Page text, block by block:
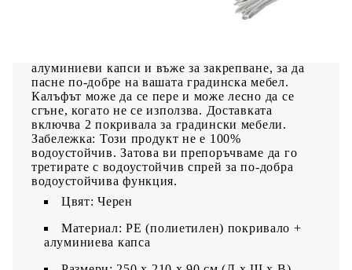
външни мебели от мръсотия, вятър, дъжд и UV
алуминиеви капси и въже за закрепване, за да
пасне по-добре на вашата градинска мебел.
Калъфът може да се пере и може лесно да се
сгъне, когато не се използва. Доставката
включва 2 покривала за градински мебели.
Забележка: Този продукт не е 100%
водоустойчив. Затова ви препоръчваме да го
третирате с водоустойчив спрей за по-добра
водоустойчива функция.
Цвят: Черен
Материал: PE (полиетилен) покривало +
алуминиева капса